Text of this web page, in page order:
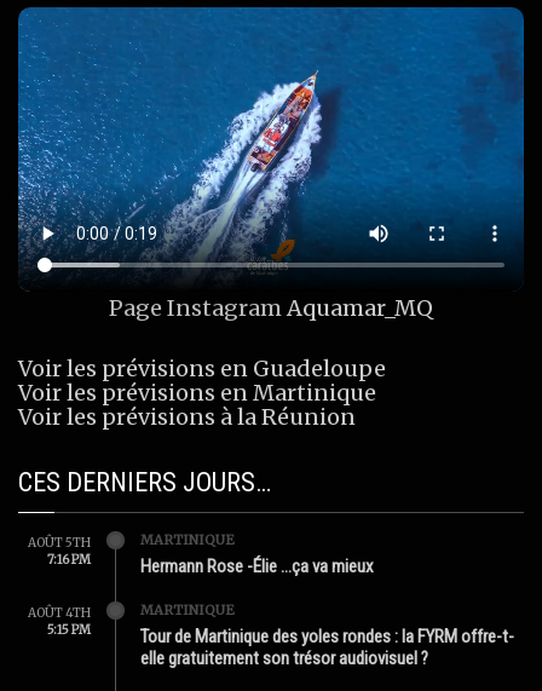
Page InstagramAquamar_MQ
Voir les prévisions en Guadeloupe
Voir les prévisions en Martinique
Voir les prévisions à la Réunion
CES DERNIERS JOURS…
AOÛT 5TH
7:16 PM
MARTINIQUE
Hermann Rose -Élie …ça va mieux
AOÛT 4TH
5:15 PM
MARTINIQUE
Tour de Martinique des yoles rondes : la FYRM offre-t-
elle gratuitement son trésor audiovisuel ?